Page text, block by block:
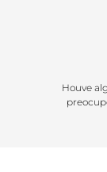
fina que divide
grossas
cruzam
fechando em
Houve